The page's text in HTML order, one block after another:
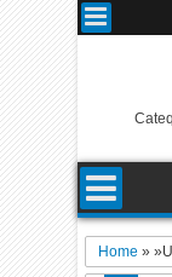
Home »